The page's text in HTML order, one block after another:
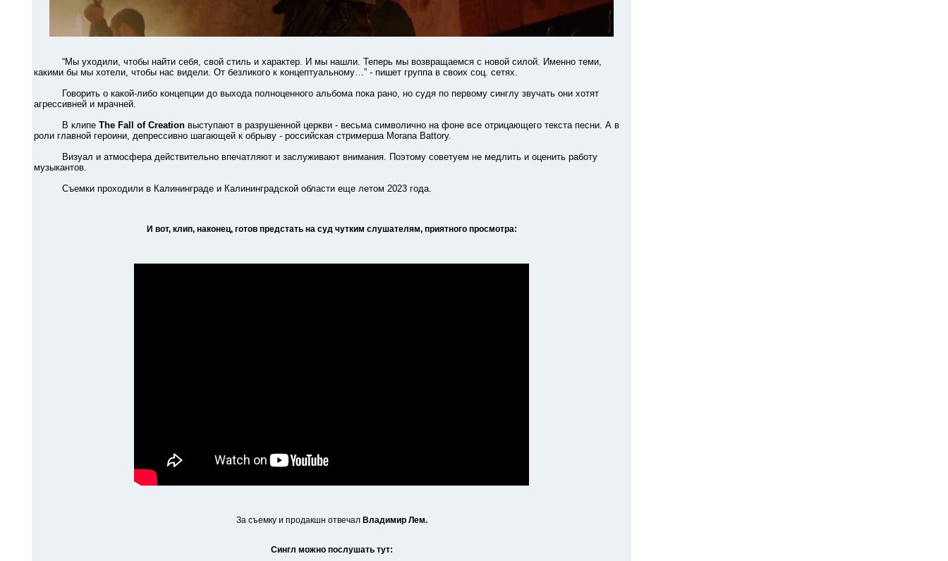
“Мы уходили, чтобы найти себя, свой стиль и характер. И мы нашли. Теперь мы возвращаемся с новой силой. Именно теми,
какими бы мы хотели, чтобы нас видели. От безликого к концептуальному…” - пишет группа в своих соц. сетях.
Говорить о какой-либо концепции до выхода полноценного альбома пока рано, но судя по первому синглу звучать они хотят
агрессивней и мрачней.
В клипе The Fall of Creation выступают в разрушенной церкви - весьма символично на фоне все отрицающего текста песни. А в
роли главной героини, депрессивно шагающей к обрыву - российская стримерша Morana Battory.
Визуал и атмосфера действительно впечатляют и заслуживают внимания. Поэтому советуем не медлить и оценить работу
музыкантов.
Съемки проходили в Калининграде и Калининградской области еще летом 2023 года.
И вот, клип, наконец, готов предстать на суд чутким слушателям, приятного просмотра:
За съемку и продакшн отвечал Владимир Лем.
Сингл можно послушать тут: